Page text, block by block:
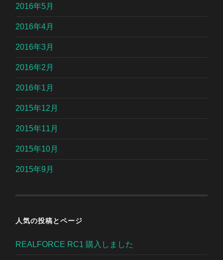
2016年5月
2016年4月
2016年3月
2016年2月
2016年1月
2015年12月
2015年11月
2015年10月
2015年9月
人気の投稿とページ
REALFORCE RC1 購入しました